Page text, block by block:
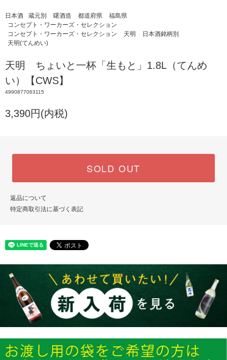
日本酒 蔵元別 曙酒造 都道府県
福島県
コンセプト・ワーカーズ・セレクション
コンセプト・ワーカーズ・セレクション
天明
日本酒銘柄別
天明(てんめい)
天明 ちょいと一杯「生もと」1.8L（てんめ
い）【CWS】
4990877063115
3,390円(内税)
SOLD OUT
返品について
特定商取引法に基づく表記